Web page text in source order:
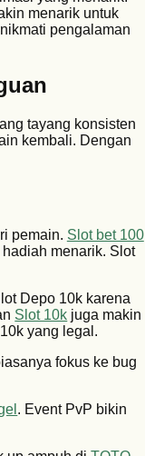
menarik untuk
pengalaman
tayang konsisten
kembali. Dengan
pemain. Slot bet 100
menarik. Slot
Depo 10k karena
Slot 10k juga makin
yang legal.
fokus ke bug
. Event PvP bikin